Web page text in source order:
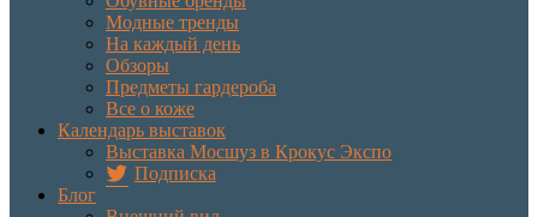
Модные тренды
На каждый день
Обзоры
Предметы гардероба
Все о коже
Календарь выставок
Выставка Мосшуз в Крокус Экспо
Подписка
Блог